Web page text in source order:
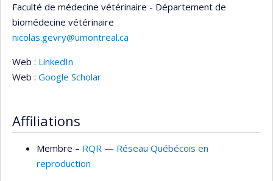
Faculté de médecine vétérinaire - Département de
biomédecine vétérinaire
nicolas.gevry@umontreal.ca
Web : LinkedIn
Web : Google Scholar
Affiliations
Membre – RQR — Réseau Québécois en
reproduction